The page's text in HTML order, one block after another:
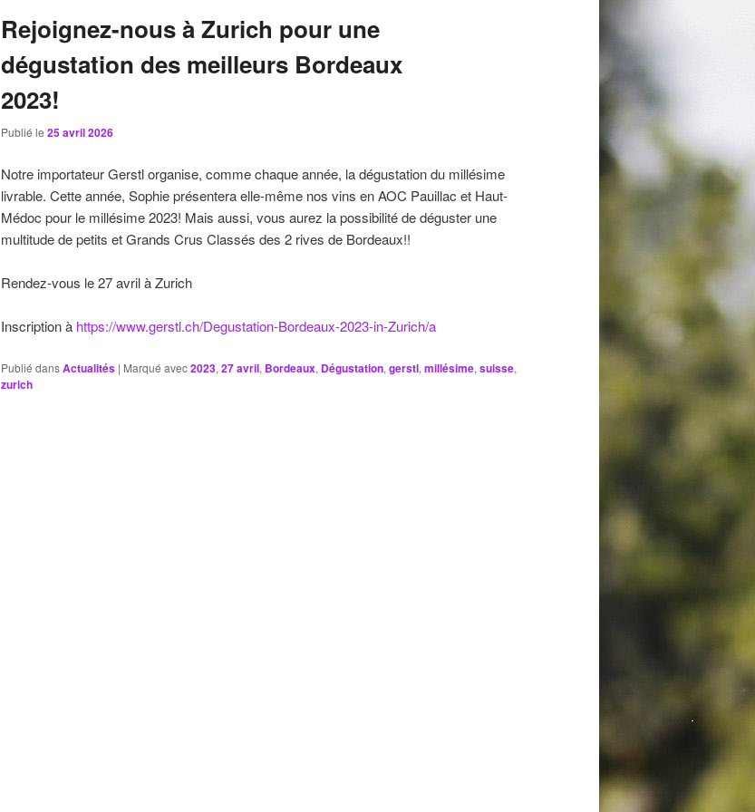
Rejoignez-nous à Zurich pour une
dégustation des meilleurs Bordeaux
2023!
Publié le 25 avril 2026
Notre importateur Gerstl organise, comme chaque année, la dégustation du millésime
livrable. Cette année, Sophie présentera elle-même nos vins en AOC Pauillac et Haut-
Médoc pour le millésime 2023! Mais aussi, vous aurez la possibilité de déguster une
multitude de petits et Grands Crus Classés des 2 rives de Bordeaux!!
Rendez-vous le 27 avril à Zurich
Inscription à https://www.gerstl.ch/Degustation-Bordeaux-2023-in-Zurich/a
Publié dansActualités | Marqué avec2023, 27 avril, Bordeaux, Dégustation, gerstl, millésime, suisse,
zurich